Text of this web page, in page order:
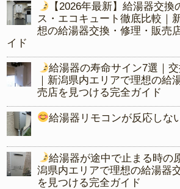
【2026年最新】給湯器交
ス・エコキュート徹底比較｜
想の給湯器交換・修理・販売
イド
給湯器の寿命サイン7選｜
｜新潟県内エリアで理想の給
売店を見つける完全ガイド
給湯器リモコンが反応しな
給湯器が途中で止まる時の
潟県内エリアで理想の給湯器
を見つける完全ガイド